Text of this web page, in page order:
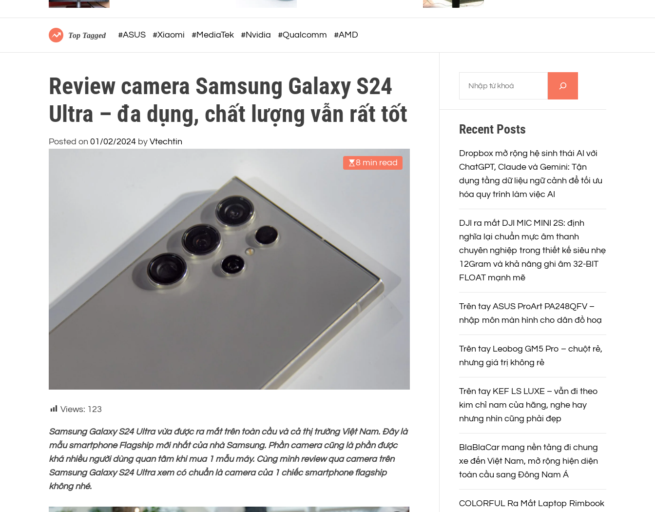
o
m
r
d
Top Tagged #ASUS #Xiaomi #MediaTek #Nvidia #Qualcomm #AMD
Review camera Samsung Galaxy S24
Ultra – đa dụng, chất lượng vẫn rất tốt
Posted on 01/02/2024 by Vtechtin
8 min read
Views: 123
Samsung Galaxy S24 Ultra vừa được ra mắt trên toàn cầu và cả thị trường Việt Nam. Đây là
mẫu smartphone Flagship mới nhất của nhà Samsung. Phần camera cũng là phần được
khá nhiều người dùng quan tâm khi mua 1 mẫu máy. Cùng mình review qua camera trên
Samsung Galaxy S24 Ultra xem có chuẩn là camera của 1 chiếc smartphone flagship
không nhé.
m
i
m
Recent Posts
Dropbox mở rộng hệ sinh thái AI với
ChatGPT, Claude và Gemini: Tận
dụng tầng dữ liệu ngữ cảnh để tối ưu
hóa quy trình làm việc AI
DJI ra mắt DJI MIC MINI 2S: định
nghĩa lại chuẩn mực âm thanh
chuyên nghiệp trong thiết kế siêu nhẹ
12Gram và khả năng ghi âm 32-BIT
FLOAT mạnh mẽ
Trên tay ASUS ProArt PA248QFV –
nhập môn màn hình cho dân đồ hoạ
Trên tay Leobog GM5 Pro – chuột rẻ,
nhưng giá trị không rẻ
Trên tay KEF LS LUXE – vẫn đi theo
kim chỉ nam của hãng, nghe hay
nhưng nhìn cũng phải đẹp
BlaBlaCar mang nền tảng đi chung
xe đến Việt Nam, mở rộng hiện diện
toàn cầu sang Đông Nam Á
COLORFUL Ra Mắt Laptop Rimbook